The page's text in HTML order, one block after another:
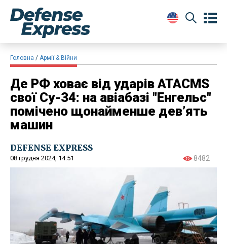
Головна Армії & Війни
Де РФ ховає від ударів ATACMS
свої Су-34: на авіабазі "Енгельс"
помічено щонайменше дев’ять
машин
DEFENSE EXPRESS
08 грудня 2024, 14:51 8482